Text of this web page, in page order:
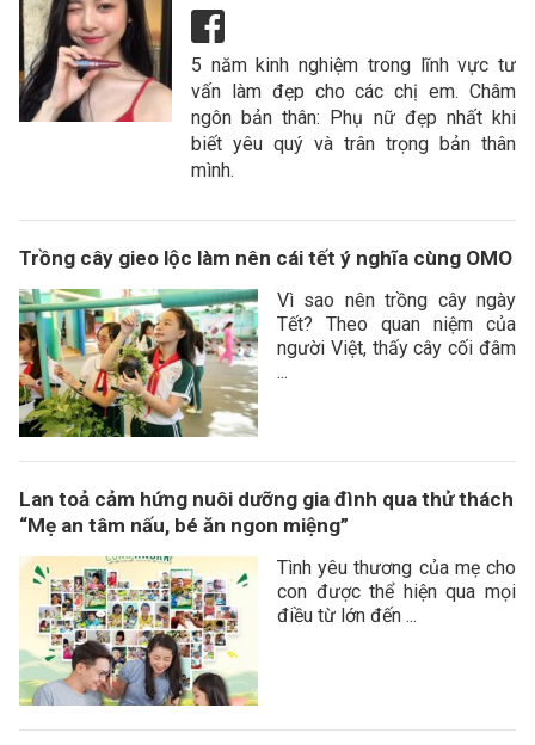
5 năm kinh nghiệm trong lĩnh vực tư
vấn làm đẹp cho các chị em. Châm
ngôn bản thân: Phụ nữ đẹp nhất khi
biết yêu quý và trân trọng bản thân
mình.
Trồng cây gieo lộc làm nên cái tết ý nghĩa cùng OMO
Vì sao nên trồng cây ngày
Tết? Theo quan niệm của
người Việt, thấy cây cối đâm
...
Lan toả cảm hứng nuôi dưỡng gia đình qua thử thách
“Mẹ an tâm nấu, bé ăn ngon miệng”
Tình yêu thương của mẹ cho
con được thể hiện qua mọi
điều từ lớn đến ...